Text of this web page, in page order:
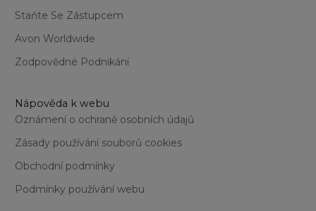
Staňte Se Zástupcem
Avon Worldwide
Zodpovědné Podnikání
Nápověda k webu
Oznámení o ochraně osobních údajů
Zásady používání souborů cookies
Obchodní podmínky
Podmínky používání webu